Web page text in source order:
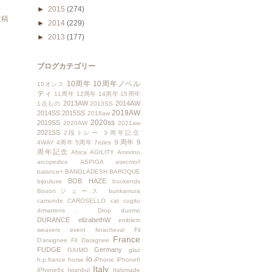
► 2015 (274)
► 2014 (229)
► 2013 (177)
ブログカテゴリー
10オンス 10周年 10周年ノベル
ティ
11周年 12周年 14周年 15周年
1点もの 2013AW 2013SS 2014AW
2014SS 2015SS 2018aw 2019AW
2019SS 2020AW 2020ss 2021aw
2021SS 2段トレー
３周年記念
4WAY 4周年 5周年 7rules ９周年 9
周年記念
Africa AGILITY Amorino
arcopedico
ASPIGA
avecmoi!
balance+ BANGLADESH BAROQUE
bijouluxe
BOB HAZE
bookends
Booonジュース
bunkamura
camonde
CAROSELLO cat
cogito
drmartens、
Drop duomo
DURANCE elizabethW
emblem
weavers
event feracheval
Fil
D'araignee
Fil Daragnee France
FUDGE GAIMO Germany
glaz
h.p.france horse io iPhone iPhone6
iPhone6s
İstanbul Italy Italymade